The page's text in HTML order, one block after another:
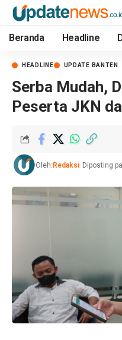
Beranda Headline
HEADLINE UPDATE BANTEN
Serba Mudah,
Peserta JKN
Oleh: Redaksi Diposting